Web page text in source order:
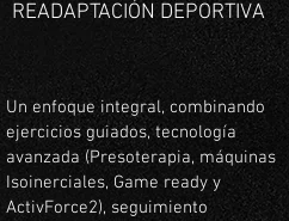
READAPTACIÓN DEPORTIVA
Un enfoque integral, combinando
ejercicios guiados, tecnología
avanzada (Presoterapia, máquinas
Isoinerciales, Game ready y
ActivForce2), seguimiento